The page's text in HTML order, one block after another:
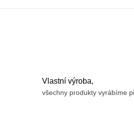
Vlastní výroba,
všechny produkty vyrábíme